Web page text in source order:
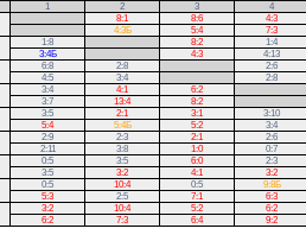
1 2 3
4
8:1 8:6
4:3
4:3Б 5:4
7:3
1:8 8:2
1:4
3:4Б
4:3
4:13
6:8 2:8
2:6
4:5
3:4
2:8
3:4 4:1 6:2
3:7
13:4 8:2
3:5 2:1 3:1
3:10
5:4
5:4Б 5:2
3:4
2:9 2:3 2:1
2:6
2:11
3:8 1:0
0:7
0:5 3:5 6:0
2:3
3:5
3:2 4:1
3:2
0:5 10:4 0:5
9:8Б
5:3
2:5 7:1
6:3
3:2 10:4 5:2
6:2
6:2
7:3 6:4 9:2